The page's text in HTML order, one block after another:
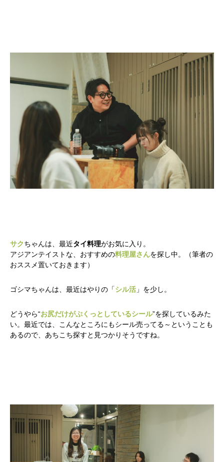
サクちゃんは、最近タイ料理がお気に入り。
アジアンテイストな、おすすめの料理屋さんを探し中。（筆者の
おススメ置いておきます）
ゴシマちゃんは、最近はやりの「シル活 」を少し。
どうやら“お尻だけがぷくっとしているシール”を探しているみた
い。最近では、こんなところにもシール売ってる～ということも
あるので、あちこち探すと見つかりそうですね。